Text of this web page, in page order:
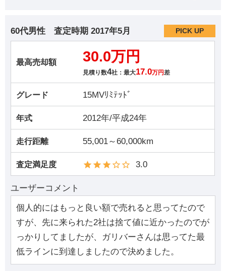
60代男性 査定時期 2017年5月 PICK UP
最高売却額 30.0万円
見積り数4社：最大17.0万円差
グレード 15MVﾘﾐﾃｯﾄﾞ
年式 2012年/平成24年
走行距離 55,001～60,000km
査定満足度 3.0
ユーザーコメント
個人的にはもっと良い額で売れると思ってたので
すが、先に来られた2社は捨て値に近かったのでが
っかりしてましたが、ガリバーさんは思ってた最
低ラインに到達しましたので決めました。